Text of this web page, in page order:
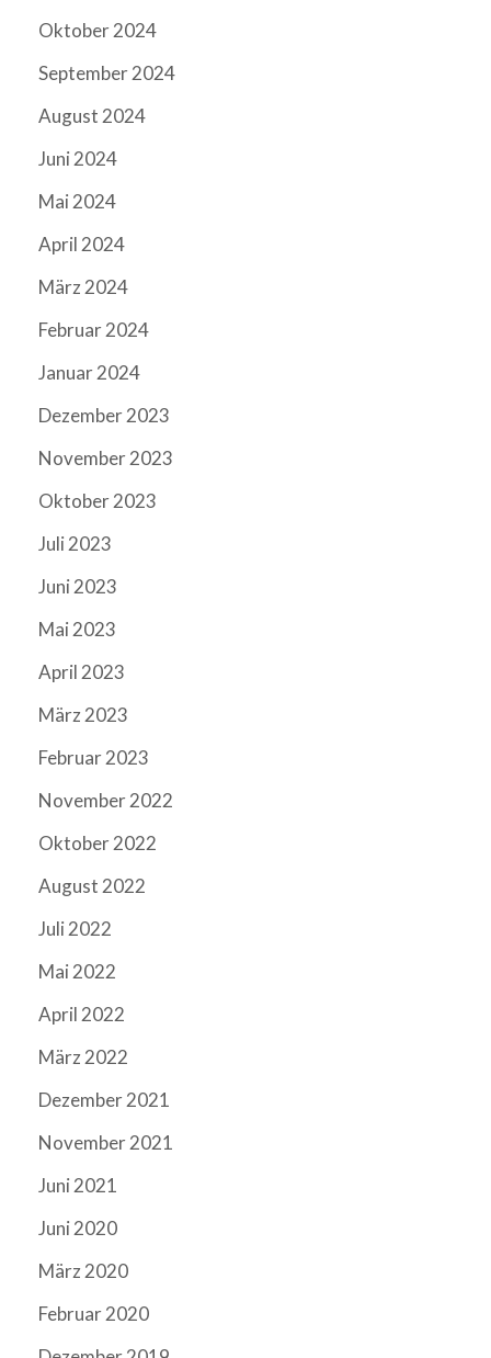
Oktober 2024
September 2024
August 2024
Juni 2024
Mai 2024
April 2024
März 2024
Februar 2024
Januar 2024
Dezember 2023
November 2023
Oktober 2023
Juli 2023
Juni 2023
Mai 2023
April 2023
März 2023
Februar 2023
November 2022
Oktober 2022
August 2022
Juli 2022
Mai 2022
April 2022
März 2022
Dezember 2021
November 2021
Juni 2021
Juni 2020
März 2020
Februar 2020